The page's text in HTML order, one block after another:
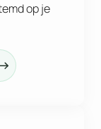
op je